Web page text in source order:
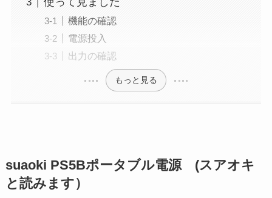
機能の確認
電源投入
出力の確認
もっと見る
suaoki PS5Bポータブル電源 (スアオキ
と読みます）